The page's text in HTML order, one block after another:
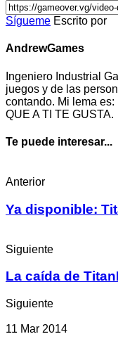
Sígueme Escrito por
AndrewGames
Ingeniero Industrial
juegos y de las
contando. Mi lema
QUE A TI TE GUSTA.
Te puede interesar...
Anterior
Ya disponible:
Siguiente
La caída de
Siguiente
11 Mar 2014